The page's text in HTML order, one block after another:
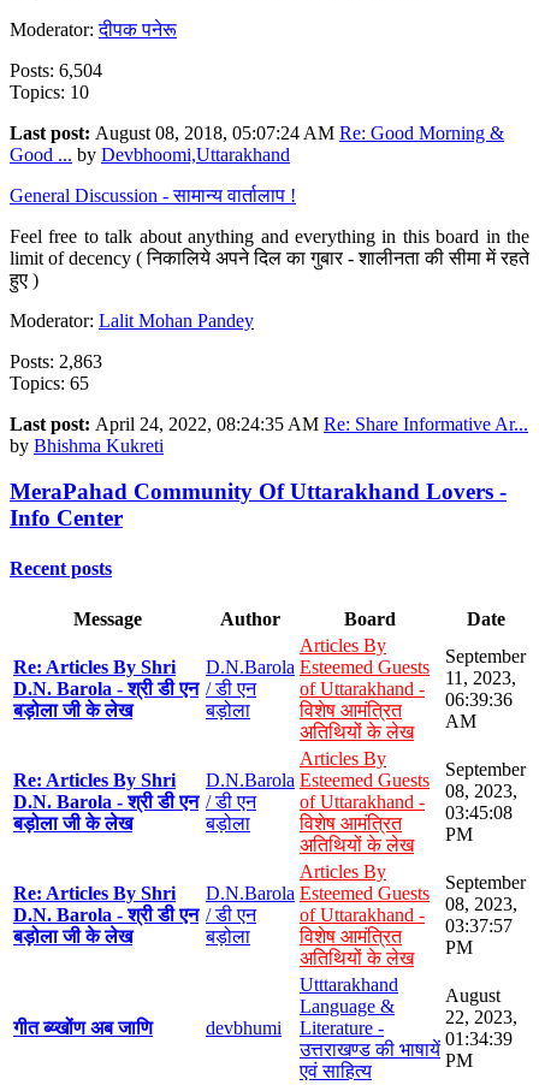
Moderator:दीपक पनेरू
Posts: 6,504
Topics: 10
Last post: August 08, 2018, 05:07:24 AM Re: Good Morning &
Good ... by Devbhoomi,Uttarakhand
General Discussion - सामान्य वार्तालाप !
Feel free to talk about anything and everything in this board in the
limit of decency ( निकालिये अपने दिल का गुबार - शालीनता की सीमा में रहते
हुए )
Moderator: Lalit Mohan Pandey
Posts: 2,863
Topics: 65
Last post: April 24, 2022, 08:24:35 AM Re: Share Informative Ar...
by Bhishma Kukreti
MeraPahad Community Of Uttarakhand Lovers -
Info Center
Recent posts
Message Author Board Date
Re: Articles By Shri
D.N. Barola - श्री डी एन
बड़ोला जी के लेख
D.N.Barola
/ डी एन
बड़ोला
Articles By
Esteemed Guests
of Uttarakhand -
विशेष आमंत्रित
अतिथियों के लेख
September
11, 2023,
06:39:36
AM
Re: Articles By Shri
D.N. Barola - श्री डी एन
बड़ोला जी के लेख
D.N.Barola
/ डी एन
बड़ोला
Articles By
Esteemed Guests
of Uttarakhand -
विशेष आमंत्रित
अतिथियों के लेख
September
08, 2023,
03:45:08
PM
Re: Articles By Shri
D.N. Barola - श्री डी एन
बड़ोला जी के लेख
D.N.Barola
/ डी एन
बड़ोला
Articles By
Esteemed Guests
of Uttarakhand -
विशेष आमंत्रित
अतिथियों के लेख
September
08, 2023,
03:37:57
PM
गीत ब्य्खोंण अब जाणि devbhumi
Utttarakhand
Language &
Literature -
उत्तराखण्ड की भाषायें
एवं साहित्य
August
22, 2023,
01:34:39
PM